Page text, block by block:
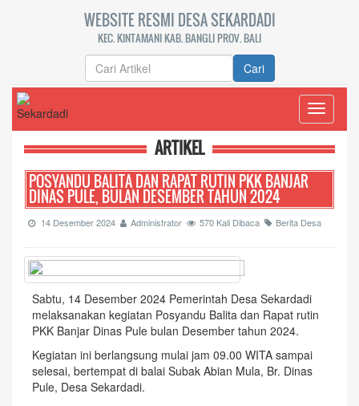
WEBSITE RESMI DESA SEKARDADI
KEC. KINTAMANI KAB. BANGLI PROV. BALI
Cari
Toggle
ARTIKEL
POSYANDU BALITA DAN RAPAT RUTIN PKK BANJAR
DINAS PULE, BULAN DESEMBER TAHUN 2024
14 Desember 2024 Administrator 570 Kali Dibaca Berita Desa
Sabtu, 14 Desember 2024 Pemerintah Desa Sekardadi
melaksanakan kegiatan Posyandu Balita dan Rapat rutin
PKK Banjar Dinas Pule bulan Desember tahun 2024.
Kegiatan ini berlangsung mulai jam 09.00 WITA sampai
selesai, bertempat di balai Subak Abian Mula, Br. Dinas
Pule, Desa Sekardadi.